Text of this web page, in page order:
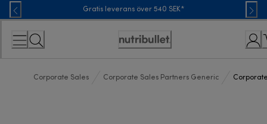
Skip
to
Content
Gratis leverans över 540 SEK*
Accessibility
Corporate Sales Corporate Sales Partners Generic